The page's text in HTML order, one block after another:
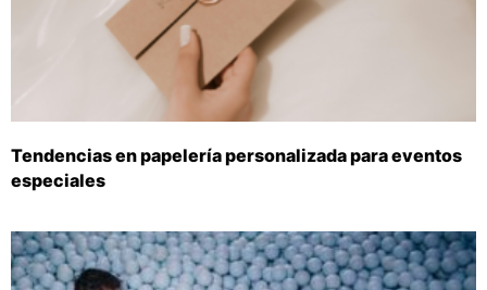
Tendencias en papelería personalizada para eventos
especiales